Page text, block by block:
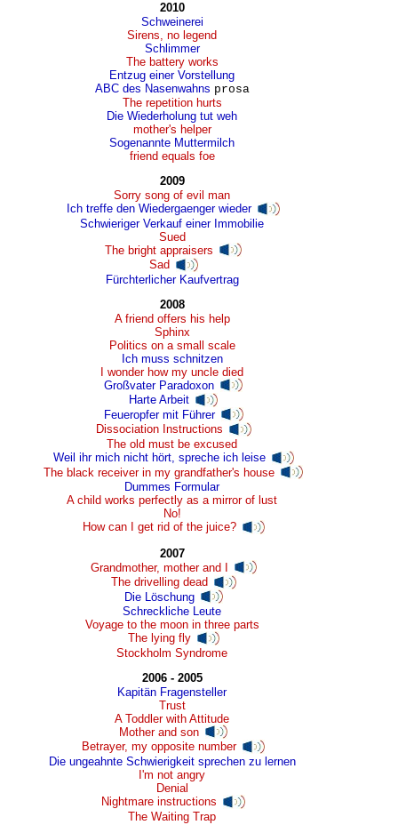
2010
Schweinerei
Sirens, no legend
Schlimmer
The battery works
Entzug einer Vorstellung
ABC des Nasenwahns prosa
The repetition hurts
Die Wiederholung tut weh
mother's helper
Sogenannte Muttermilch
friend equals foe
2009
Sorry song of evil man
Ich treffe den Wiedergaenger wieder
Schwieriger Verkauf einer Immobilie
Sued
The bright appraisers
Sad
Fürchterlicher Kaufvertrag
2008
A friend offers his help
Sphinx
Politics on a small scale
Ich muss schnitzen
I wonder how my uncle died
Großvater Paradoxon
Harte Arbeit
Feueropfer mit Führer
Dissociation Instructions
The old must be excused
Weil ihr mich nicht hört, spreche ich leise
The black receiver in my grandfather's house
Dummes Formular
A child works perfectly as a mirror of lust
No!
How can I get rid of the juice?
2007
Grandmother, mother and I
The drivelling dead
Die Löschung
Schreckliche Leute
Voyage to the moon in three parts
The lying fly
Stockholm Syndrome
2006 - 2005
Kapitän Fragensteller
Trust
A Toddler with Attitude
Mother and son
Betrayer, my opposite number
Die ungeahnte Schwierigkeit sprechen zu lernen
I'm not angry
Denial
Nightmare instructions
The Waiting Trap